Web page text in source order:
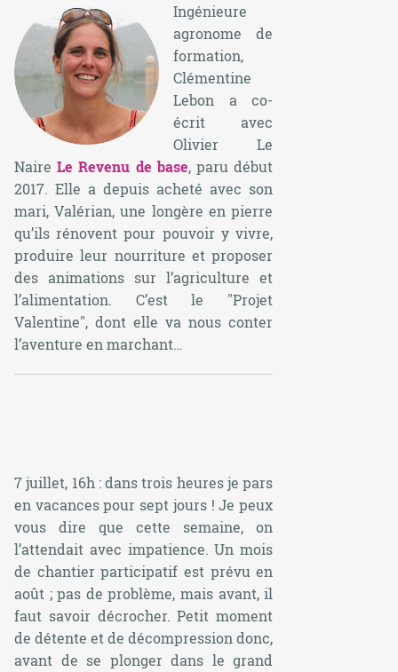
Ingénieure
agronome de
formation,
Clémentine
Lebon a co-
écrit avec
Olivier Le
NaireLe Revenu de base, paru début
2017. Elle a depuis acheté avec son
mari, Valérian, une longère en pierre
qu’ils rénovent pour pouvoir y vivre,
produire leur nourriture et proposer
des animations sur l’agriculture et
l’alimentation. C’est le "Projet
Valentine", dont elle va nous conter
l’aventure en marchant…
7 juillet, 16h : dans trois heures je pars
en vacances pour sept jours ! Je peux
vous dire que cette semaine, on
l’attendait avec impatience. Un mois
de chantier participatif est prévu en
août ; pas de problème, mais avant, il
faut savoir décrocher. Petit moment
de détente et de décompression donc,
avant de se plonger dans le grand